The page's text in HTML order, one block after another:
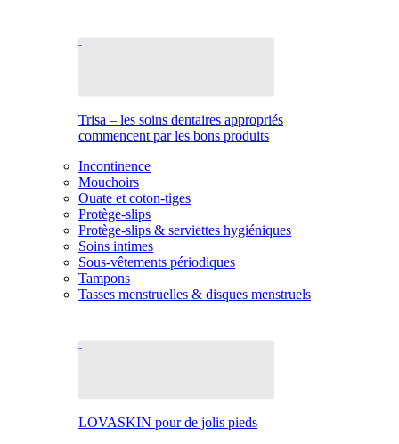
Trisa – les soins dentaires appropriés
commencent par les bons produits
Incontinence
Mouchoirs
Ouate et coton-tiges
Protège-slips
Protège-slips & serviettes hygiéniques
Soins intimes
Sous-vêtements périodiques
Tampons
Tasses menstruelles & disques menstruels
LOVASKIN pour de jolis pieds